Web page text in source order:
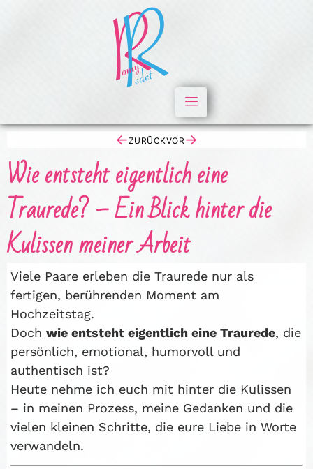
←ZURÜCK →
VOR
Wie entsteht eigentlich eine
Traurede? – Ein Blick hinter die
Kulissen meiner Arbeit
Viele Paare erleben die Traurede nur als
fertigen, berührenden Moment am
Hochzeitstag.
Doch wie entsteht eigentlich eine Traurede, die
persönlich, emotional, humorvoll und
authentisch ist?
Heute nehme ich euch mit hinter die Kulissen
– in meinen Prozess, meine Gedanken und die
vielen kleinen Schritte, die eure Liebe in Worte
verwandeln.